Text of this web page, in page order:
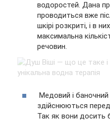
водоростей. Дана
проводиться вже
шкірі розкриті, і в
максимальна
речовин.
Медовий і баночний
здійснюються
Так як вони досить